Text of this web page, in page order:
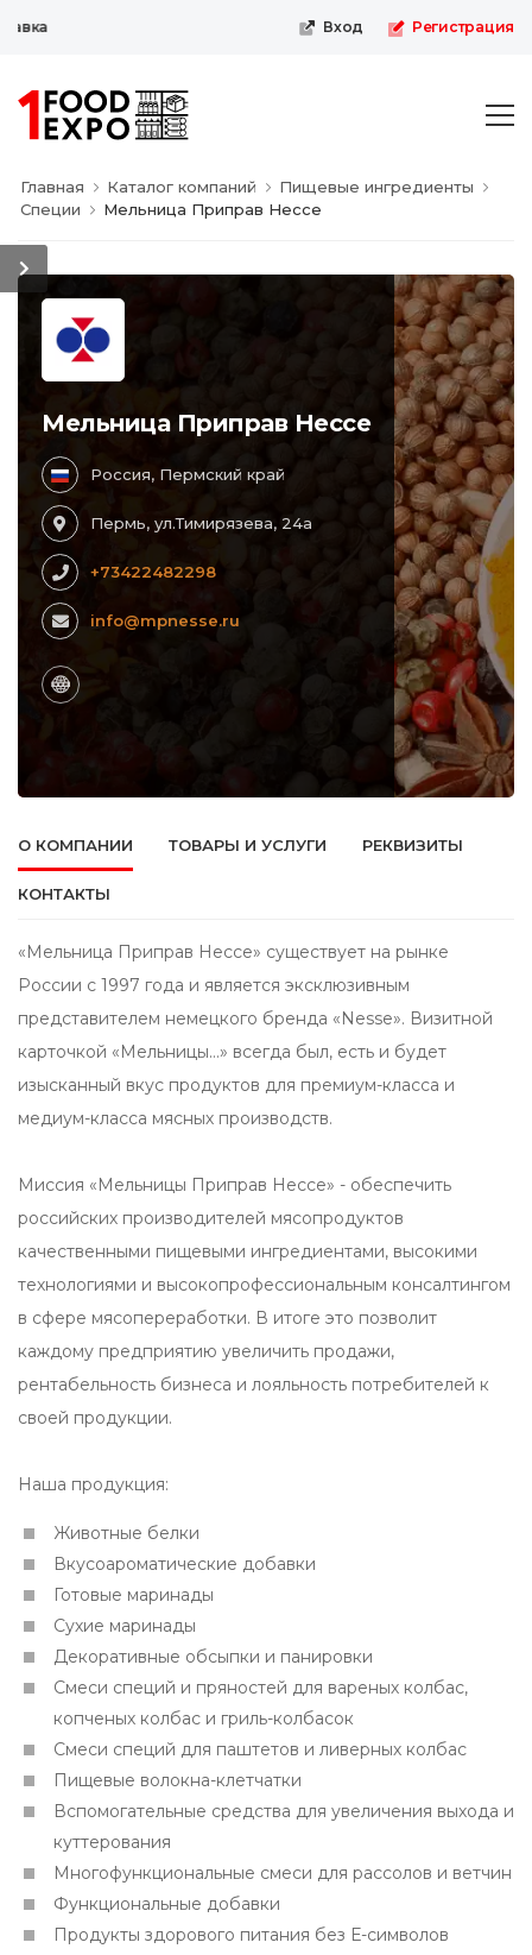
Вход Регистрация
Главная Каталог компаний
Пищевые ингредиенты
Специи
Мельница Приправ Нессе
Мельница Приправ Нессе
Россия, Пермский край
Пермь, ул.Тимирязева, 24а
+73422482298
info@mpnesse.ru
О КОМПАНИИ ТОВАРЫ И УСЛУГИ РЕКВИЗИТЫ
КОНТАКТЫ
«Мельница Приправ Нессе» существует на рынке
России с 1997 года и является эксклюзивным
представителем немецкого бренда «Nesse». Визитной
карточкой «Мельницы…» всегда был, есть и будет
изысканный вкус продуктов для премиум-класса и
медиум-класса мясных производств.
Миссия «Мельницы Приправ Нессе» - обеспечить
российских производителей мясопродуктов
качественными пищевыми ингредиентами, высокими
технологиями и высокопрофессиональным консалтингом
в сфере мясопереработки. В итоге это позволит
каждому предприятию увеличить продажи,
рентабельность бизнеса и лояльность потребителей к
своей продукции.
Наша продукция:
Животные белки
Вкусоароматические добавки
Готовые маринады
Сухие маринады
Декоративные обсыпки и панировки
Смеси специй и пряностей для вареных колбас,
копченых колбас и гриль-колбасок
Смеси специй для паштетов и ливерных колбас
Пищевые волокна-клетчатки
Вспомогательные средства для увеличения выхода и
куттерования
Многофункциональные смеси для рассолов и ветчин
Функциональные добавки
Продукты здорового питания без Е-символов